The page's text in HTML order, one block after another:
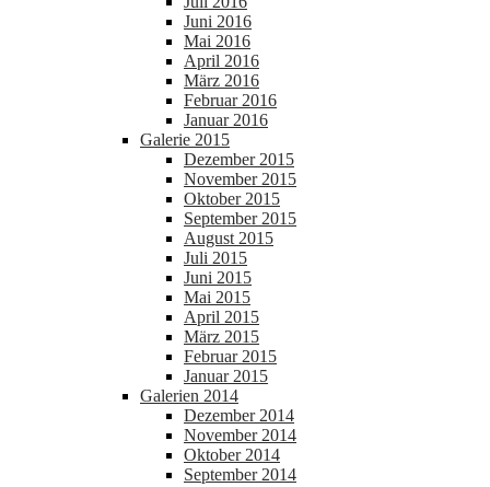
Juni 2016
Mai 2016
April 2016
März 2016
Februar 2016
Januar 2016
Galerie 2015
Dezember 2015
November 2015
Oktober 2015
September 2015
August 2015
Juli 2015
Juni 2015
Mai 2015
April 2015
März 2015
Februar 2015
Januar 2015
Galerien 2014
Dezember 2014
November 2014
Oktober 2014
September 2014